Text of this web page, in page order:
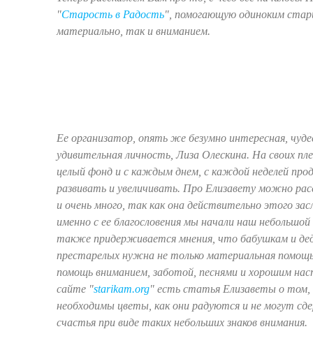
"Старость в Радость", помогающую одиноким
материально, так и вниманием.
Ее организатор, опять же безумно интересная,
удивительная личность, Лиза Олескина. На своих
целый фонд и с каждым днем, с каждой неделей
развивать и увеличивать. Про Елизавету можно
и очень много, так как она действительно этого
именно с ее благословения мы начали наш
также придерживается мнения, что бабушкам и
престарелых нужна не только материальная
помощь вниманием, заботой, песнями и хорошим
сайте "starikam.org" есть статья Елизаветы о том,
необходимы цветы, как они радуются и не могут
счастья при виде таких небольших знаков внимания.